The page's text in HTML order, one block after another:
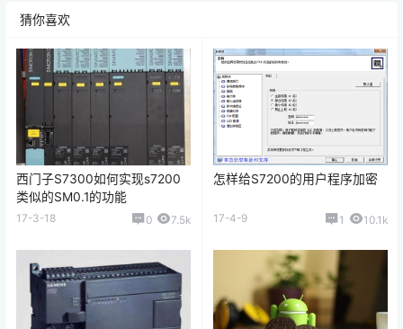
猜你喜欢
西门子S7300如何实现s7200
类似的SM0.1的功能
17-3-18 0 7.5k
怎样给S7200的用户程序加密
17-4-9 1 10.1k